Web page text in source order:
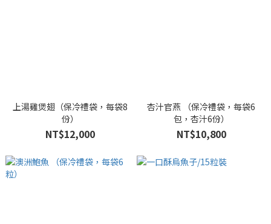
上湯雞煲翅（保冷禮袋，每袋8
份）
NT$12,000
杏汁官燕 （保冷禮袋，每袋6
包，杏汁6份）
NT$10,800